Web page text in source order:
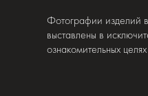
Фотографии изделий
выставлены в
ознакомительных целях